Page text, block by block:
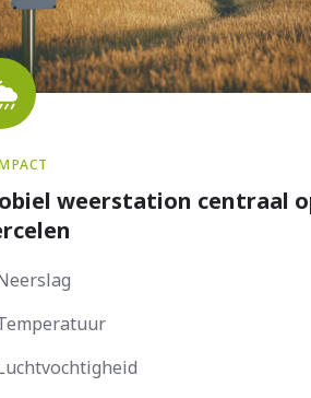
weerstation centraal